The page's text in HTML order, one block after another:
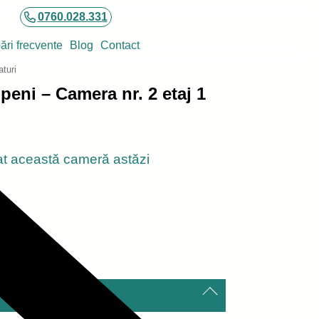
0760.028.331
frecvente Blog Contact
– Camera nr. 2 etaj 1
această cameră astăzi